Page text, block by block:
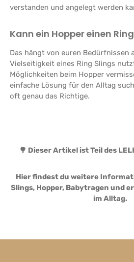
verstanden und angelegt werden
Kann ein Hopper einen
Das hängt von euren Bedürfnissen
Vielseitigkeit eines Ring Slings
Möglichkeiten beim Hopper
einfache Lösung für den Alltag
oft genau das Richtige.
🌳 Dieser Artikel ist Teil des
Hier findest du weitere
Slings, Hopper, Babytragen und
im Alltag.